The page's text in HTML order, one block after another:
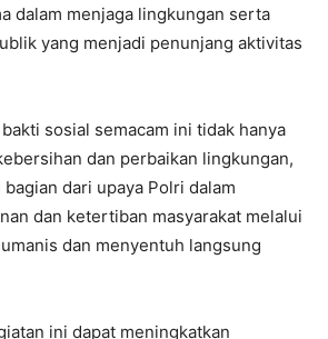
dalam menjaga lingkungan serta
yang menjadi penunjang aktivitas
sosial semacam ini tidak hanya
dan perbaikan lingkungan,
dari upaya Polri dalam
dan ketertiban masyarakat melalui
dan menyentuh langsung
ini dapat meningkatkan